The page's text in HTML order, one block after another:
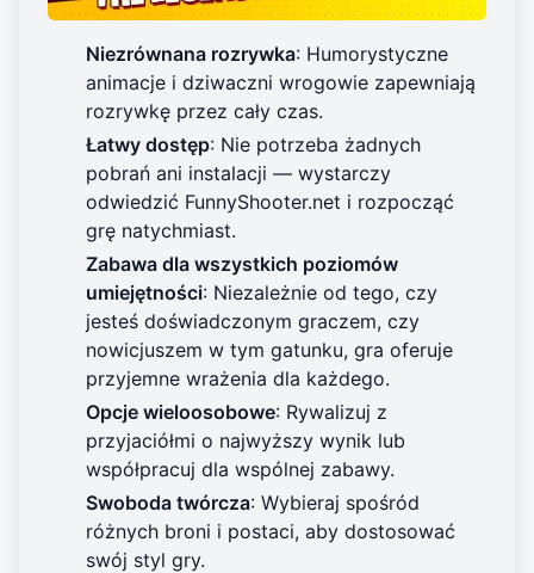
Niezrównana rozrywka: Humorystyczne
animacje i dziwaczni wrogowie zapewniają
rozrywkę przez cały czas.
Łatwy dostęp: Nie potrzeba żadnych
pobrań ani instalacji — wystarczy
odwiedzić FunnyShooter.net i rozpocząć
grę natychmiast.
Zabawa dla wszystkich poziomów
umiejętności: Niezależnie od tego, czy
jesteś doświadczonym graczem, czy
nowicjuszem w tym gatunku, gra oferuje
przyjemne wrażenia dla każdego.
Opcje wieloosobowe: Rywalizuj z
przyjaciółmi o najwyższy wynik lub
współpracuj dla wspólnej zabawy.
Swoboda twórcza: Wybieraj spośród
różnych broni i postaci, aby dostosować
swój styl gry.